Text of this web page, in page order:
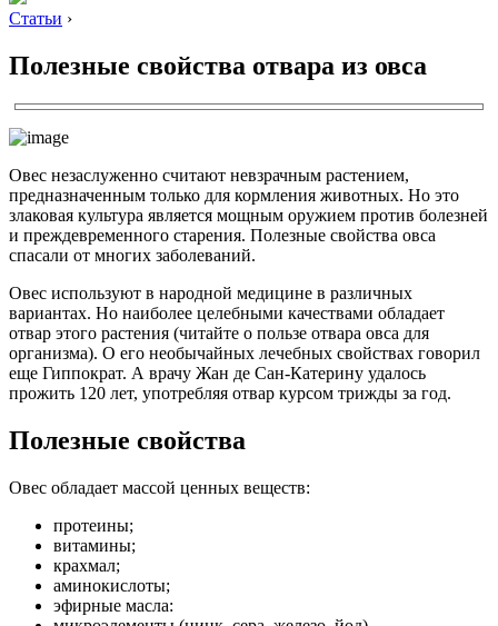
Статьи ›
Полезные свойства отвара из овса
Овес незаслуженно считают невзрачным растением,
предназначенным только для кормления животных. Но это
злаковая культура является мощным оружием против болезней
и преждевременного старения. Полезные свойства овса
спасали от многих заболеваний.
Овес используют в народной медицине в различных
вариантах. Но наиболее целебными качествами обладает
отвар этого растения (читайте о пользе отвара овса для
организма). О его необычайных лечебных свойствах говорил
еще Гиппократ. А врачу Жан де Сан-Катерину удалось
прожить 120 лет, употребляя отвар курсом трижды за год.
Полезные свойства
Овес обладает массой ценных веществ:
протеины;
витамины;
крахмал;
аминокислоты;
эфирные масла: